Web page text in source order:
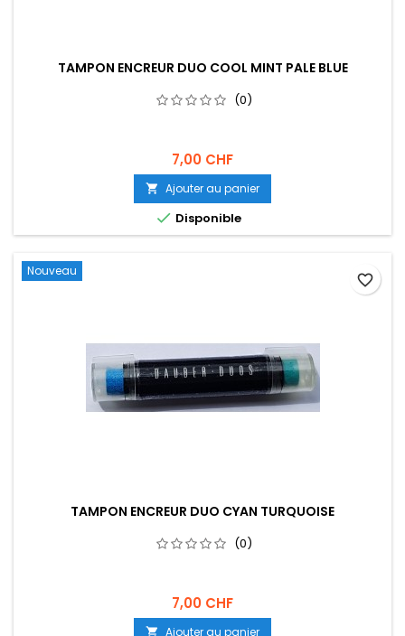
TAMPON ENCREUR DUO COOL MINT PALE BLUE
(0)
7,00 CHF
 Ajouter au panier
 Disponible
Nouveau
TAMPON ENCREUR DUO CYAN TURQUOISE
(0)
7,00 CHF
 Ajouter au panier
favorite_border